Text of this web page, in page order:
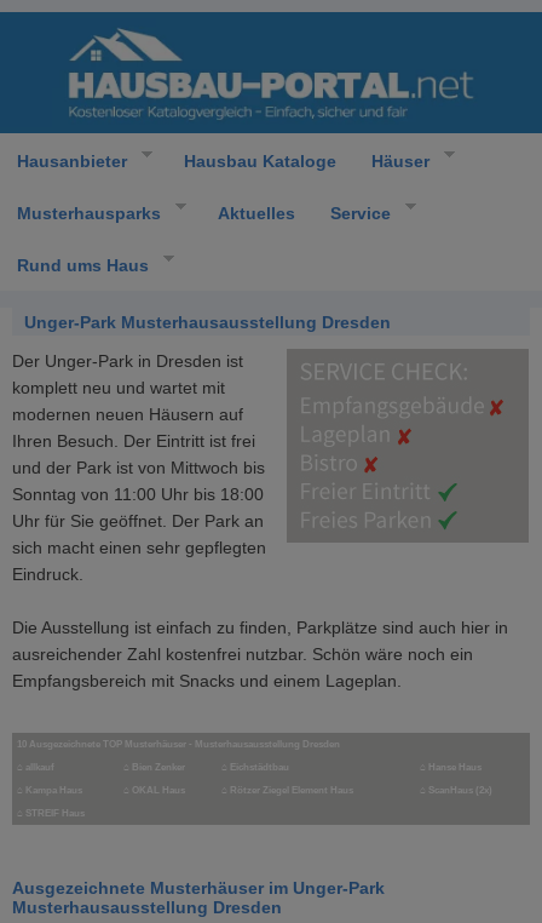
Hausanbieter Hausbau Kataloge Häuser
Musterhausparks Aktuelles Service
Rund ums Haus
Unger-Park Musterhausausstellung Dresden
Der Unger-Park in Dresden ist
komplett neu und wartet mit
modernen neuen Häusern auf
Ihren Besuch. Der Eintritt ist frei
und der Park ist von Mittwoch bis
Sonntag von 11:00 Uhr bis 18:00
Uhr für Sie geöffnet. Der Park an
sich macht einen sehr gepflegten
Eindruck.
Die Ausstellung ist einfach zu finden, Parkplätze sind auch hier in
ausreichender Zahl kostenfrei nutzbar. Schön wäre noch ein
Empfangsbereich mit Snacks und einem Lageplan.
10 Ausgezeichnete TOP Musterhäuser - Musterhausausstellung Dresden
⌂ allkauf ⌂ Bien Zenker ⌂ Eichstädtbau ⌂ Hanse Haus
⌂ Kampa Haus ⌂ OKAL Haus ⌂ Rötzer Ziegel Element Haus ⌂ ScanHaus (2x)
⌂ STREIF Haus
Ausgezeichnete Musterhäuser im Unger-Park
Musterhausausstellung Dresden